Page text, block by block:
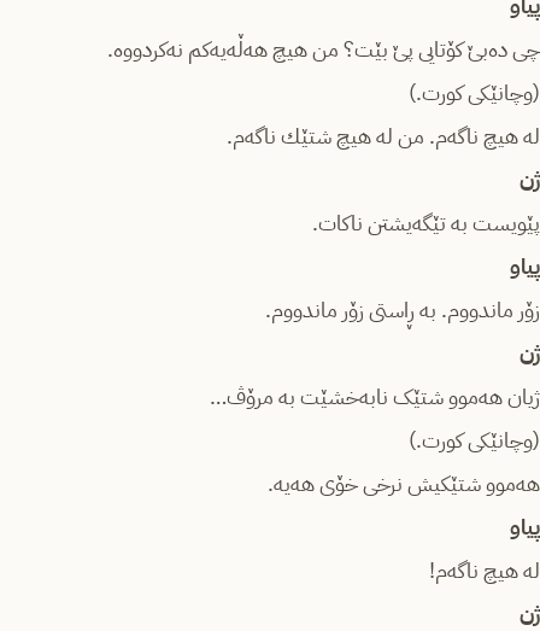
چی دەبێ کۆتایی پێ بێت؟ من هیچ هەڵەیەکم نەکردووە.
(وچانێکی کورت.)
لە هیچ ناگەم. من لە هیچ شتێك ناگەم.
ژن
پێویست بە تێگەیشتن ناکات.
پیاو
زۆر ماندووم. بە ڕاستی زۆر ماندووم.
ژن
ژیان هەموو شتێک نابەخشێت بە مرۆڤ…
(وچانێکی کورت.)
هەموو شتێکیش نرخی خۆی هەیە.
پیاو
لە هیچ ناگەم!
ژن